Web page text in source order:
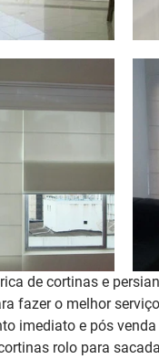
de cortinas e
fazer o melhor
imediato e pós
rolo para sacada